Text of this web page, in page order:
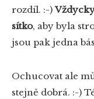
rozdíl. :-)
sítko, aby byla
jsou pak jedna
Ochucovat ale
stejně dobrá. :-)